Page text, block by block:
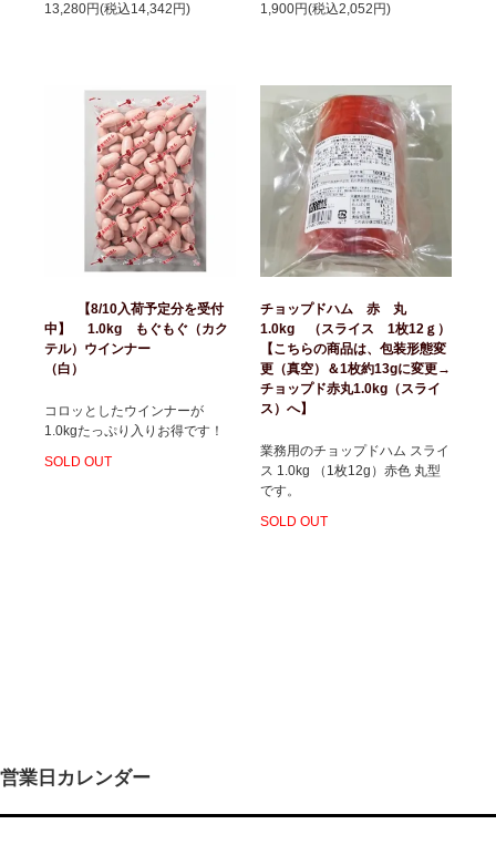
13,280円(税込14,342円)
1,900円(税込2,052円)
【8/10入荷予定分を受付
中】 1.0kg もぐもぐ（カク
テル）ウインナー
（白）
コロッとしたウインナーが
1.0kgたっぷり入りお得です！
SOLD OUT
チョップドハム 赤 丸
1.0kg （スライス 1枚12ｇ）
【こちらの商品は、包装形態変
更（真空）＆1枚約13gに変更→
チョップド赤丸1.0kg（スライ
ス）へ】
業務用のチョップドハム スライ
ス 1.0kg （1枚12g）赤色 丸型
です。
SOLD OUT
営業日カレンダー